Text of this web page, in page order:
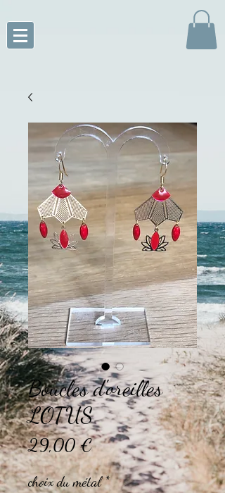
Boucles d'oreilles
LOTUS
29,00 €Prix
choix du métal*